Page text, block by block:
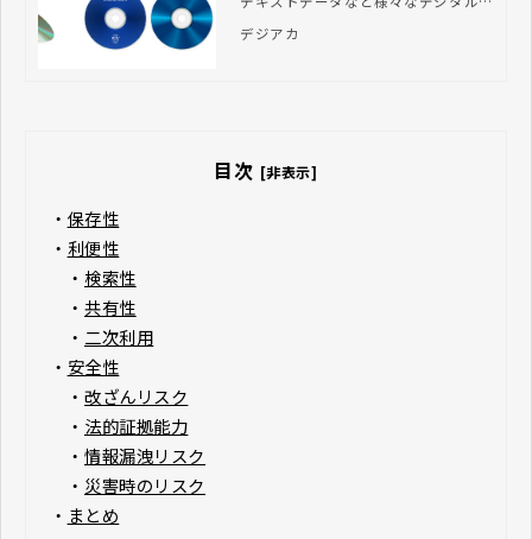
ジタルデータを、光ディスクで長期保
デジアカ
目次 [非表示]
・ 保存性
・ 利便性
・ 検索性
・ 共有性
・ 二次利用
・ 安全性
・ 改ざんリスク
・ 法的証拠能力
・ 情報漏洩リスク
・ 災害時のリスク
・ まとめ